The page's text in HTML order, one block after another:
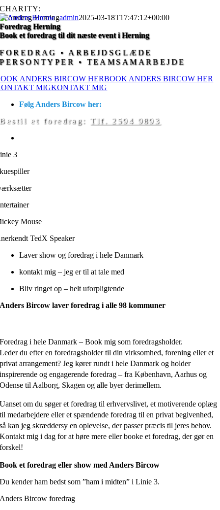
Skip
to
content
CHARITY:
Foredrag Herningadmin2025-03-18T17:47:12+00:00
Foredrag Herning
Book et foredrag til dit næste event i Herning
FOREDRAG • ARBEJDSGLÆDE
PERSONTYPER • TEAMSAMARBEJDE
ANDERS BIRCOW HERBOOK ANDERS BIRCOW HER
MIGKONTAKT MIG
Følg Anders Bircow her:
Bestil et foredrag:Tlf. 2594 9893
3
Mouse
TedX Speaker
Laver show og foredrag i hele Danmark
kontakt mig – jeg er til at tale med
Bliv ringet op – helt uforpligtende
Anders Bircow laver foredrag i alle 98 kommuner
Foredrag i hele Danmark – Book mig som foredragsholder.
Leder du efter en foredragsholder til din virksomhed, forening eller et
privat arrangement? Jeg kører rundt i hele Danmark og holder
inspirerende og engagerende foredrag – fra København, Aarhus og
Odense til Aalborg, Skagen og alle byer derimellem.
Uanset om du søger et foredrag til erhvervslivet, et motiverende oplæg
til medarbejdere eller et spændende foredrag til en privat begivenhed,
så kan jeg skræddersy en oplevelse, der passer præcis til jeres behov.
Kontakt mig i dag for at høre mere eller booke et foredrag, der gør en
forskel!
Book et foredrag eller show med Anders Bircow
Du kender ham bedst som ”ham i midten” i Linie 3.
Anders Bircow foredrag